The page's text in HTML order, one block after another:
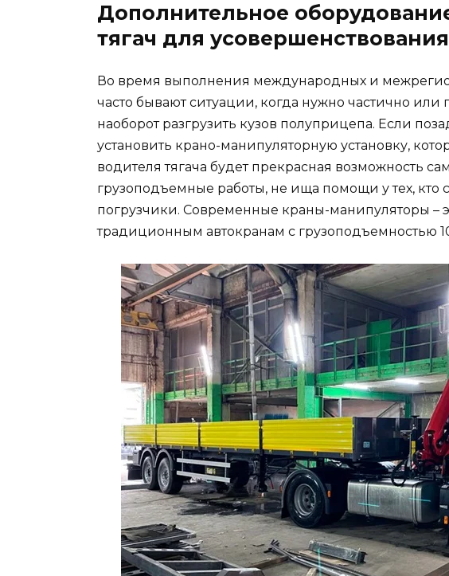
Дополнительное
тягач для
Во время выполнения международных и
часто бывают ситуации, когда нужно частично или
наоборот разгрузить кузов полуприцепа. Если
установить крано-манипуляторную установку,
водителя тягача будет прекрасная возможность
грузоподъемные работы, не ища помощи у тех, кто
погрузчики. Современные краны-манипуляторы –
традиционным автокранам с грузоподъемностью